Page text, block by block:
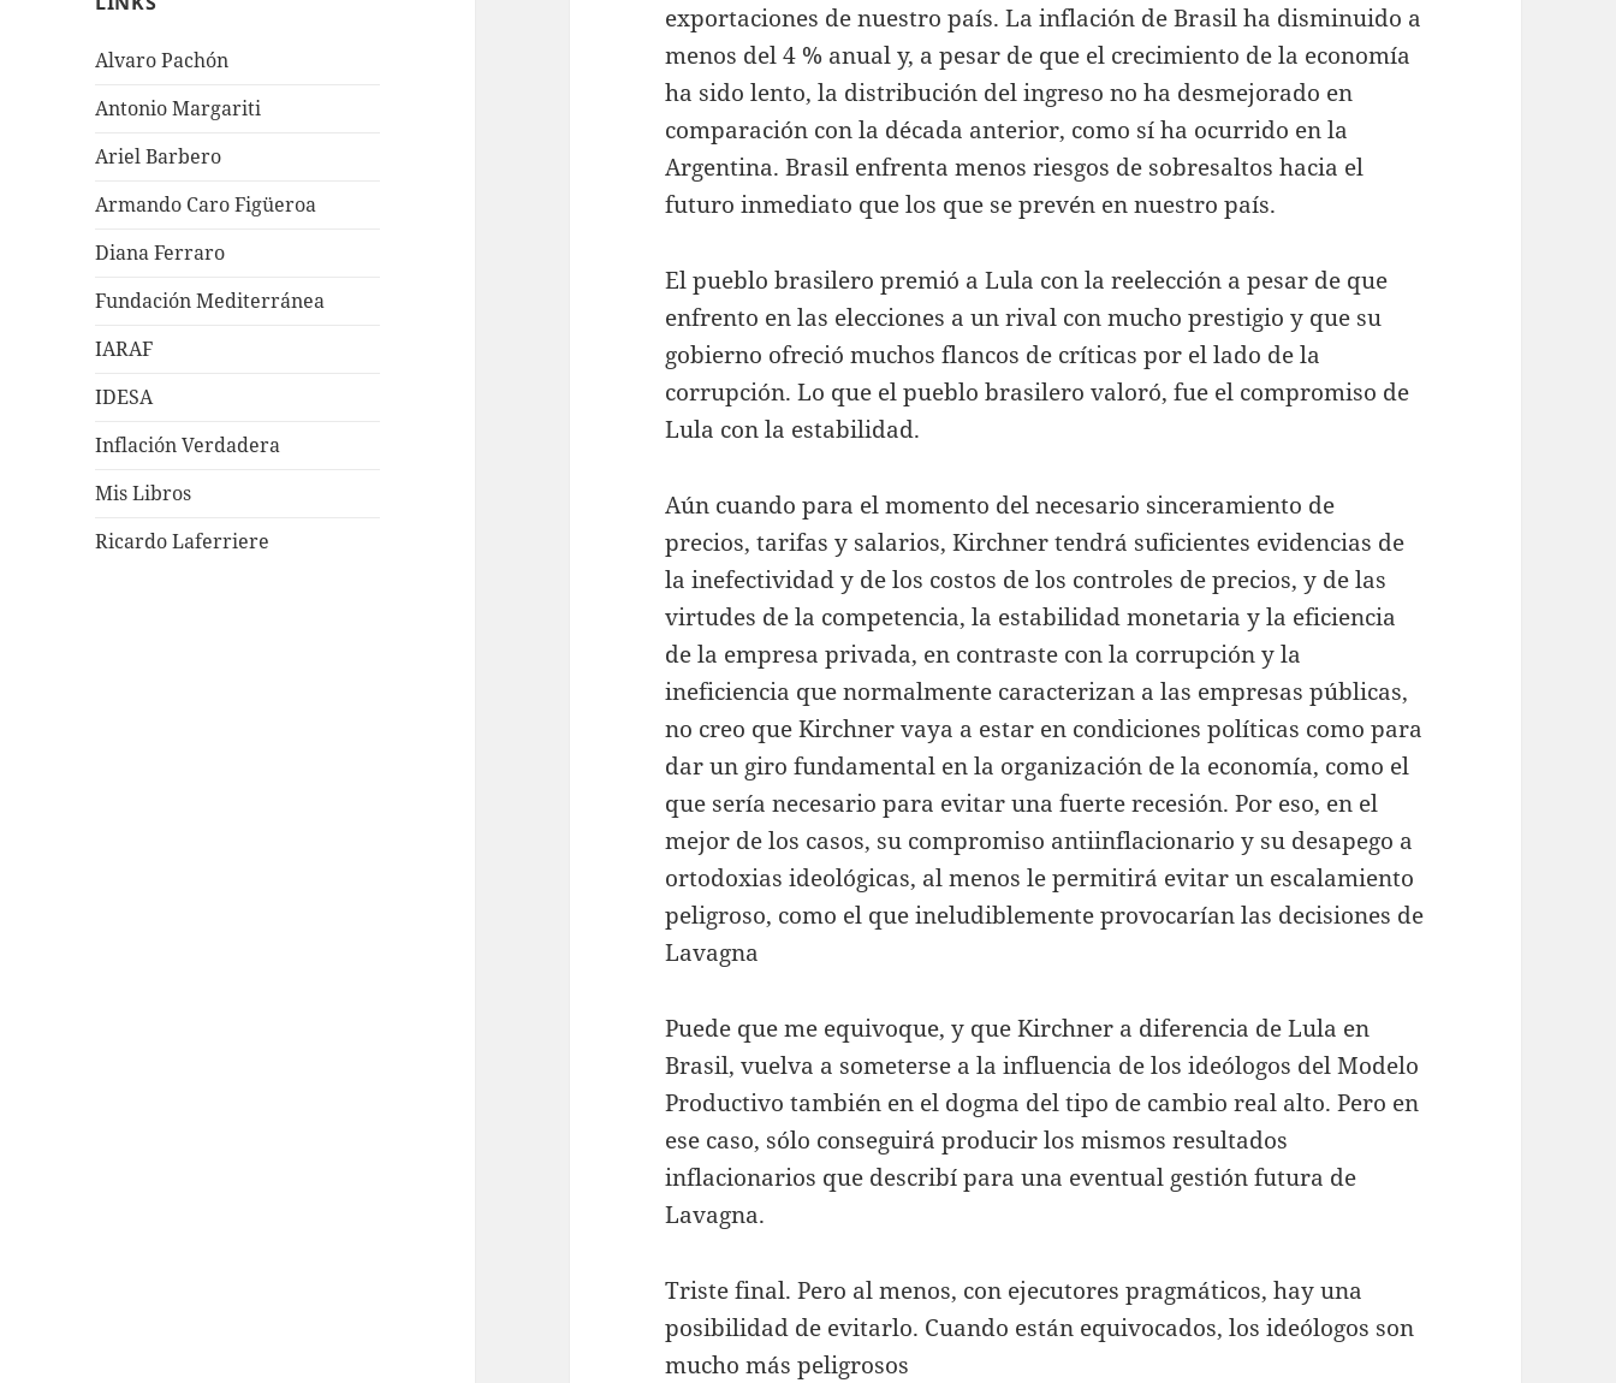
Alvaro Pachón
Antonio Margariti
Ariel Barbero
Armando Caro Figüeroa
Diana Ferraro
Fundación Mediterránea
IARAF
IDESA
Inflación Verdadera
Mis Libros
Ricardo Laferriere
exportaciones de nuestro país. La inflación de Brasil ha disminuido a
menos del 4 % anual y, a pesar de que el crecimiento de la economía
ha sido lento, la distribución del ingreso no ha desmejorado en
comparación con la década anterior, como sí ha ocurrido en la
Argentina. Brasil enfrenta menos riesgos de sobresaltos hacia el
futuro inmediato que los que se prevén en nuestro país.
El pueblo brasilero premió a Lula con la reelección a pesar de que
enfrento en las elecciones a un rival con mucho prestigio y que su
gobierno ofreció muchos flancos de críticas por el lado de la
corrupción. Lo que el pueblo brasilero valoró, fue el compromiso de
Lula con la estabilidad.
Aún cuando para el momento del necesario sinceramiento de
precios, tarifas y salarios, Kirchner tendrá suficientes evidencias de
la inefectividad y de los costos de los controles de precios, y de las
virtudes de la competencia, la estabilidad monetaria y la eficiencia
de la empresa privada, en contraste con la corrupción y la
ineficiencia que normalmente caracterizan a las empresas públicas,
no creo que Kirchner vaya a estar en condiciones políticas como para
dar un giro fundamental en la organización de la economía, como el
que sería necesario para evitar una fuerte recesión. Por eso, en el
mejor de los casos, su compromiso antiinflacionario y su desapego a
ortodoxias ideológicas, al menos le permitirá evitar un escalamiento
peligroso, como el que ineludiblemente provocarían las decisiones de
Lavagna
Puede que me equivoque, y que Kirchner a diferencia de Lula en
Brasil, vuelva a someterse a la influencia de los ideólogos del Modelo
Productivo también en el dogma del tipo de cambio real alto. Pero en
ese caso, sólo conseguirá producir los mismos resultados
inflacionarios que describí para una eventual gestión futura de
Lavagna.
Triste final. Pero al menos, con ejecutores pragmáticos, hay una
posibilidad de evitarlo. Cuando están equivocados, los ideólogos son
mucho más peligrosos